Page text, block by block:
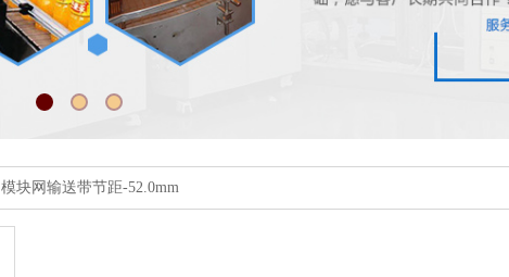
模块网输送带节距-52.0mm